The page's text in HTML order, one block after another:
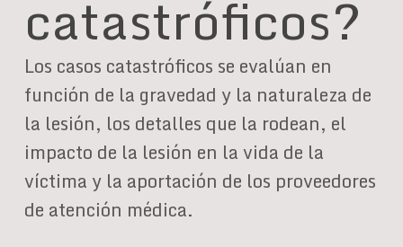
catastróficos?
Los casos catastróficos se evalúan en
función de la gravedad y la naturaleza de
la lesión, los detalles que la rodean, el
impacto de la lesión en la vida de la
víctima y la aportación de los proveedores
de atención médica.